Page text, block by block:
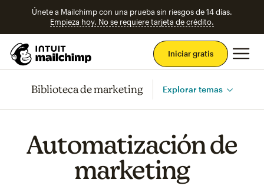
Únete a Mailchimp con una prueba sin riesgos de 14 días.
Empieza hoy. No se requiere tarjeta de crédito.
Iniciar gratis
Biblioteca de marketing Explorar temas
Automatización de
marketing